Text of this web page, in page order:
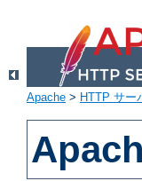
Apache > HTTP サー